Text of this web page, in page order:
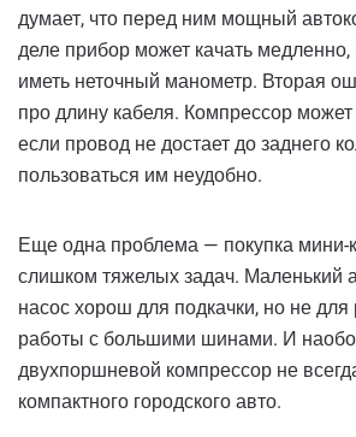
думает, что перед ним мощный
деле прибор может качать медленно,
иметь неточный манометр. Вторая
про длину кабеля. Компрессор
если провод не достает до заднего
пользоваться им неудобно.
Еще одна проблема — покупка мини-
слишком тяжелых задач. Маленький
насос хорош для подкачки, но не для
работы с большими шинами. И
двухпоршневой компрессор не
компактного городского авто.